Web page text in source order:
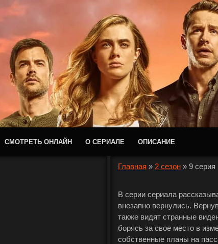
СМОТРЕТЬ ОНЛАЙН О СЕРИАЛЕ ОПИСАНИЕ
Главная » 2 сезон » 9 серия
В серии сериала
внезапно вернулись.
также видят странные
борясь за свое место в
собственные планы на